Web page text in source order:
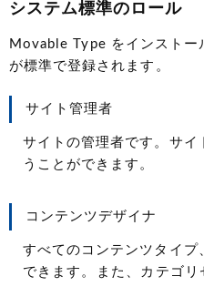
システム標準のロール
Movable Type をインストー
が標準で登録されます。
サイト管理者
サイトの管理者です。サイ
うことができます。
コンテンツデザイナ
すべてのコンテンツタイプ
できます。また、カテゴ